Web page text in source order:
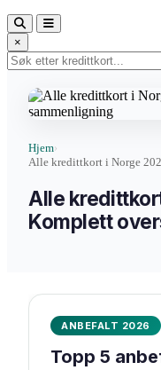
×
Hjem›
Alle kredittkort i Norge
Alle
Komplett
ANBEFALT 2026
Topp 5